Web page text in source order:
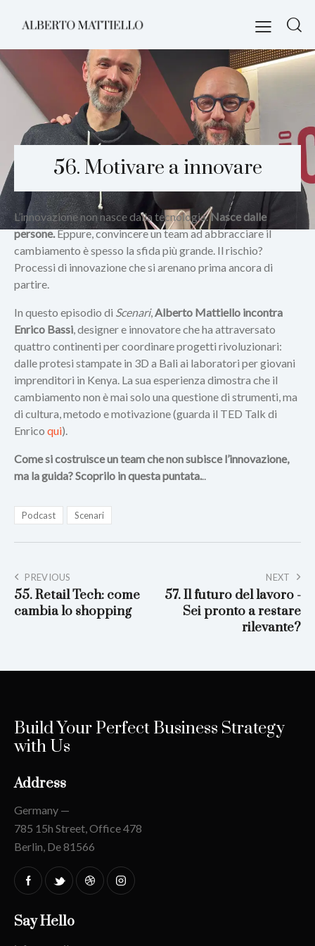
56. Motivare a innovare
L’innovazione non nasce dalla tecnologia.Nasce dalle
persone.Eppure, convincere un team ad abbracciare il
cambiamento è spesso la sfida più grande. Il rischio?
Processi di innovazione che si arenano prima ancora di
partire.
In questo episodio di Scenari, Alberto Mattiello incontra
Enrico Bassi , designer e innovatore che ha attraversato
quattro continenti per coordinare progetti rivoluzionari:
dalle protesi stampate in 3D a Bali ai laboratori per giovani
imprenditori in Kenya. La sua esperienza dimostra che il
cambiamento non è mai solo una questione di strumenti, ma
di cultura, metodo e motivazione (guarda il TED Talk di
Enrico qui).
Come si costruisce un team che non subisce l’innovazione,
ma la guida? Scoprilo in questa puntata.
Podcast Scenari
PREVIOUS
55. Retail Tech: come
cambia lo shopping
NEXT
57. Il futuro del lavoro -
Sei pronto a restare
rilevante?
Build Your Perfect Business Strategy
with Us
Address
Germany —
785 15h Street, Office 478
Berlin, De 81566
Say Hello